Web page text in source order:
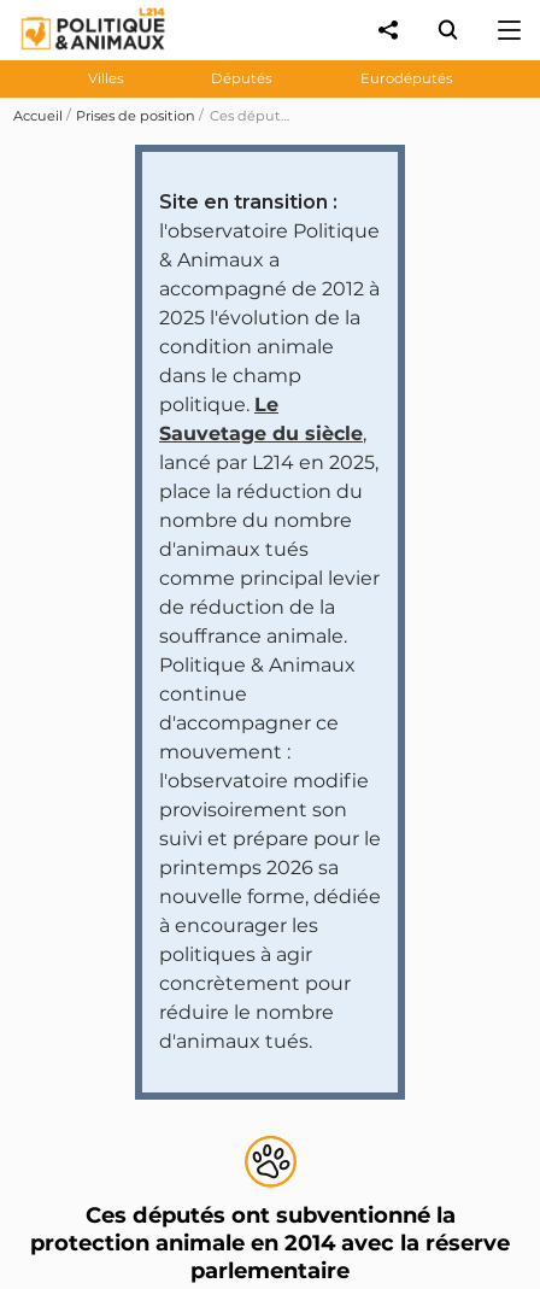
Villes Députés Eurodéputés
Accueil Prises de position Ces députés ont subventionné la protection animale en 2014 avec la réserve parlementaire
Site en transition :
l'observatoire Politique
& Animaux a
accompagné de 2012 à
2025 l'évolution de la
condition animale
dans le champ
politique. Le
Sauvetage du siècle,
lancé par L214 en 2025,
place la réduction du
nombre du nombre
d'animaux tués
comme principal levier
de réduction de la
souffrance animale.
Politique & Animaux
continue
d'accompagner ce
mouvement :
l'observatoire modifie
provisoirement son
suivi et prépare pour le
printemps 2026 sa
nouvelle forme, dédiée
à encourager les
politiques à agir
concrètement pour
réduire le nombre
d'animaux tués.
Ces députés ont subventionné la
protection animale en 2014 avec la réserve
parlementaire